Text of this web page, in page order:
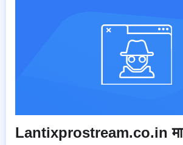
Lantixprostream.co.in मा